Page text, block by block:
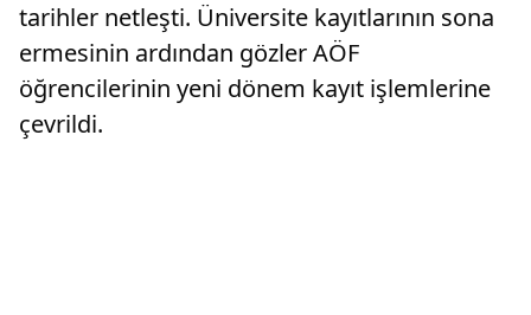
tarihler netleşti. Üniversite kayıtlarının sona
ermesinin ardından gözler AÖF
öğrencilerinin yeni dönem kayıt işlemlerine
çevrildi.